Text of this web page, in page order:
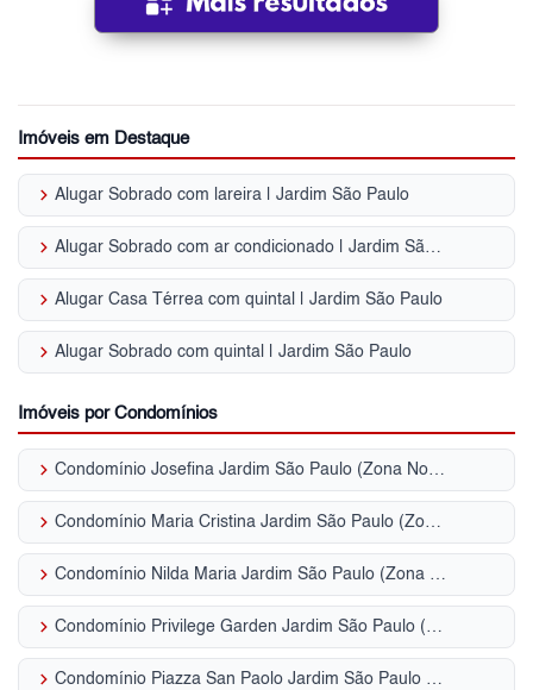
Imóveis em Destaque
keyboard_arrow_right Alugar Sobrado com lareira | Jardim São Paulo
keyboard_arrow_right Alugar Sobrado com ar condicionado | Jardim São Paulo
keyboard_arrow_right Alugar Casa Térrea com quintal | Jardim São Paulo
keyboard_arrow_right Alugar Sobrado com quintal | Jardim São Paulo
Imóveis por Condomínios
keyboard_arrow_right Condomínio Josefina Jardim São Paulo (Zona Norte)
keyboard_arrow_right Condomínio Maria Cristina Jardim São Paulo (Zona Norte)
keyboard_arrow_right Condomínio Nilda Maria Jardim São Paulo (Zona Norte)
keyboard_arrow_right Condomínio Privilege Garden Jardim São Paulo (Zona Norte)
keyboard_arrow_right Condomínio Piazza San Paolo Jardim São Paulo (Zona Norte)